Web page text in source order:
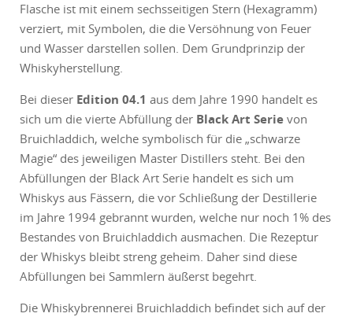
Flasche ist mit einem sechsseitigen Stern (Hexagramm)
verziert, mit Symbolen, die die Versöhnung von Feuer
und Wasser darstellen sollen. Dem Grundprinzip der
Whiskyherstellung.
Bei dieser Edition 04.1 aus dem Jahre 1990 handelt es
sich um die vierte Abfüllung der Black Art Serie von
Bruichladdich, welche symbolisch für die „schwarze
Magie“ des jeweiligen Master Distillers steht. Bei den
Abfüllungen der Black Art Serie handelt es sich um
Whiskys aus Fässern, die vor Schließung der Destillerie
im Jahre 1994 gebrannt wurden, welche nur noch 1% des
Bestandes von Bruichladdich ausmachen. Die Rezeptur
der Whiskys bleibt streng geheim. Daher sind diese
Abfüllungen bei Sammlern äußerst begehrt.
Die Whiskybrennerei Bruichladdich befindet sich auf der